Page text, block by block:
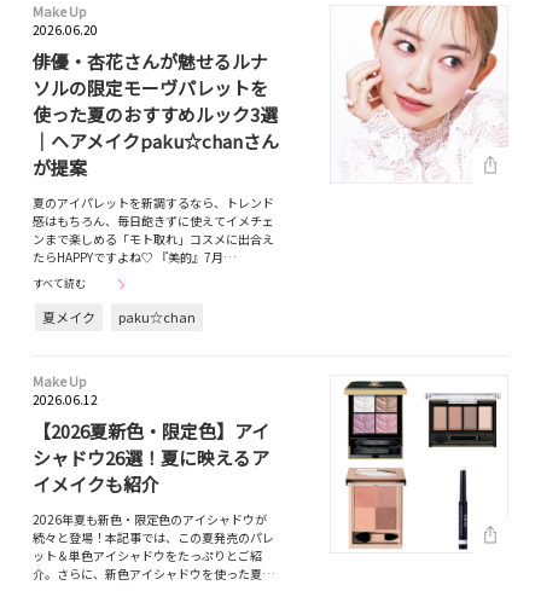
Make Up
2026.06.20
俳優・杏花さんが魅せるルナ
ソルの限定モーヴパレットを
使った夏のおすすめルック3選
｜ヘアメイクpaku☆chanさん
が提案
夏のアイパレットを新調するなら、トレンド
感はもちろん、毎日飽きずに使えてイメチェ
ンまで楽しめる「モト取れ」コスメに出合え
たらHAPPYですよね♡ 『美的』7月…
すべて読む
夏メイク paku☆chan
Make Up
2026.06.12
【2026夏新色・限定色】アイ
シャドウ26選！夏に映えるア
イメイクも紹介
2026年夏も新色・限定色のアイシャドウが
続々と登場！本記事では、この夏発売のパレ
ット＆単色アイシャドウをたっぷりとご紹
介。さらに、新色アイシャドウを使った夏…